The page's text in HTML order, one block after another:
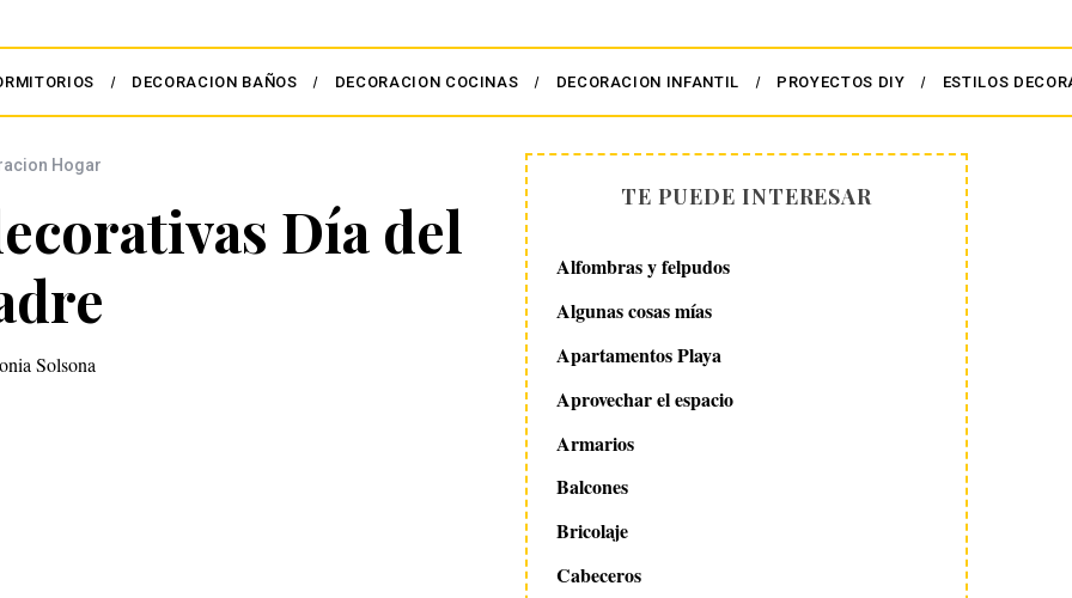
DECORACION BAÑOS DECORACION COCINAS DECORACION INFANTIL PROYECTOS DIY ESTILOS
Hogar
Día del
Solsona
TE PUEDE INTERESAR
Alfombras y felpudos
Algunas cosas mías
Apartamentos Playa
Aprovechar el espacio
Armarios
Balcones
Bricolaje
Cabeceros